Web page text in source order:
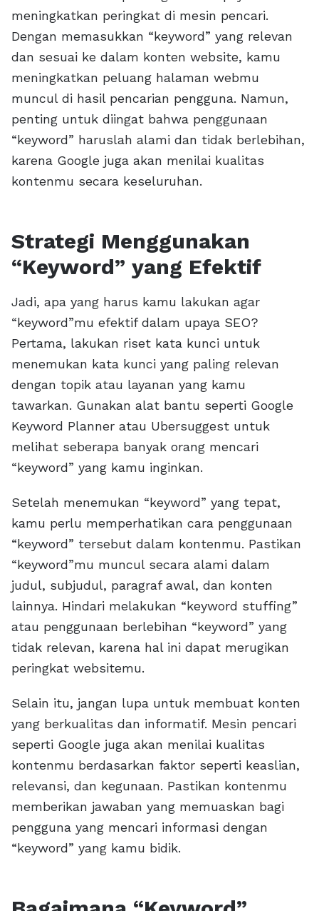
meningkatkan peringkat di mesin pencari.
Dengan memasukkan “keyword” yang relevan
dan sesuai ke dalam konten website, kamu
meningkatkan peluang halaman webmu
muncul di hasil pencarian pengguna. Namun,
penting untuk diingat bahwa penggunaan
“keyword” haruslah alami dan tidak berlebihan,
karena Google juga akan menilai kualitas
kontenmu secara keseluruhan.
Strategi Menggunakan
“Keyword” yang Efektif
Jadi, apa yang harus kamu lakukan agar
“keyword”mu efektif dalam upaya SEO?
Pertama, lakukan riset kata kunci untuk
menemukan kata kunci yang paling relevan
dengan topik atau layanan yang kamu
tawarkan. Gunakan alat bantu seperti Google
Keyword Planner atau Ubersuggest untuk
melihat seberapa banyak orang mencari
“keyword” yang kamu inginkan.
Setelah menemukan “keyword” yang tepat,
kamu perlu memperhatikan cara penggunaan
“keyword” tersebut dalam kontenmu. Pastikan
“keyword”mu muncul secara alami dalam
judul, subjudul, paragraf awal, dan konten
lainnya. Hindari melakukan “keyword stuffing”
atau penggunaan berlebihan “keyword” yang
tidak relevan, karena hal ini dapat merugikan
peringkat websitemu.
Selain itu, jangan lupa untuk membuat konten
yang berkualitas dan informatif. Mesin pencari
seperti Google juga akan menilai kualitas
kontenmu berdasarkan faktor seperti keaslian,
relevansi, dan kegunaan. Pastikan kontenmu
memberikan jawaban yang memuaskan bagi
pengguna yang mencari informasi dengan
“keyword” yang kamu bidik.